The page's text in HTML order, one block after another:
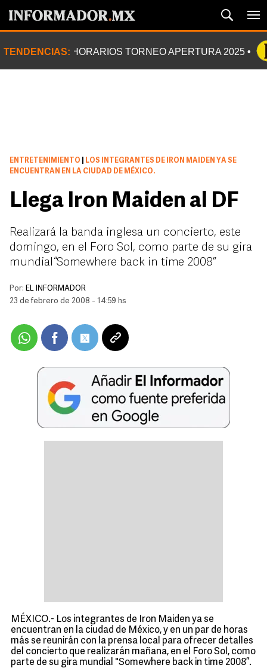
TENDENCIAS: HORARIOS TORNEO APERTURA 2025
ENTRETENIMIENTO
LOS INTEGRANTES DE IRON MAIDEN YA SE
ENCUENTRAN EN LA CIUDAD DE MÉXICO.
Llega Iron Maiden al DF
Realizará la banda inglesa un concierto, este
domingo, en el Foro Sol, como parte de su gira
mundial “Somewhere back in time 2008”
Por: EL INFORMADOR
23 de febrero de 2008 - 14:59 hs
MÉXICO.- Los integrantes de Iron Maiden ya se
encuentran en la ciudad de México, y en un par de horas
más se reunirán con la prensa local para ofrecer detalles
del concierto que realizarán mañana, en el Foro Sol, como
parte de su gira mundial "Somewhere back in time 2008”.